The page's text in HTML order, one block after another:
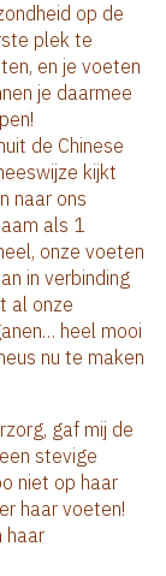
op de
plek te
en je voeten
je daarmee
de Chinese
kijkt
naar ons
als 1
onze voeten
in verbinding
al onze
heel mooi
nu te maken
gaf mij de
stevige
niet op haar
haar voeten!
haar